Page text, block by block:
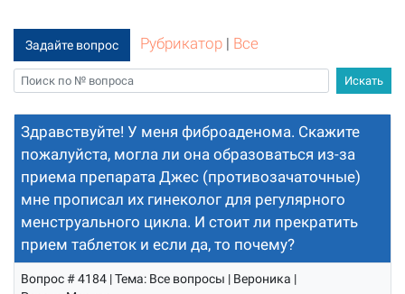
Задайте вопрос Рубрикатор| Все
Здравствуйте! У меня фиброаденома. Скажите
пожалуйста, могла ли она образоваться из-за
приема препарата Джес (противозачаточные)
мне прописал их гинеколог для регулярного
менструального цикла. И стоит ли прекратить
прием таблеток и если да, то почему?
Вопрос # 4184 | Тема: Все вопросы | Вероника |